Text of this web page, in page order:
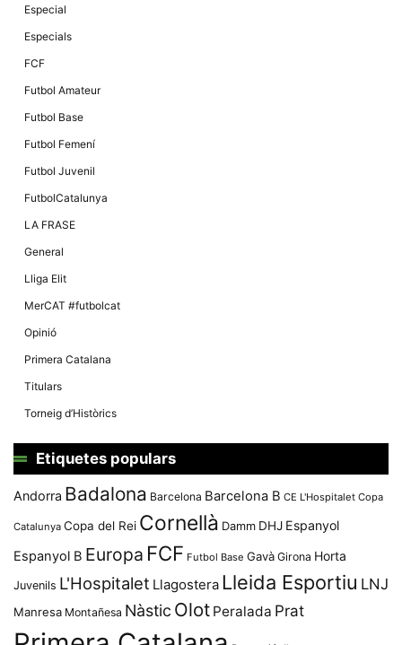
Especial
Especials
FCF
Futbol Amateur
Futbol Base
Futbol Femení
Futbol Juvenil
FutbolCatalunya
LA FRASE
General
Lliga Elit
MerCAT #futbolcat
Opinió
Primera Catalana
Titulars
Torneig d’Històrics
Etiquetes populars
Andorra Badalona Barcelona Barcelona B CE L'Hospitalet Copa
Catalunya Copa del Rei Cornellà Damm DHJ Espanyol
Espanyol B Europa FCF Futbol Base Gavà Girona Horta
Juvenils L'Hospitalet Llagostera Lleida Esportiu LNJ
Manresa Montañesa Nàstic Olot Peralada Prat